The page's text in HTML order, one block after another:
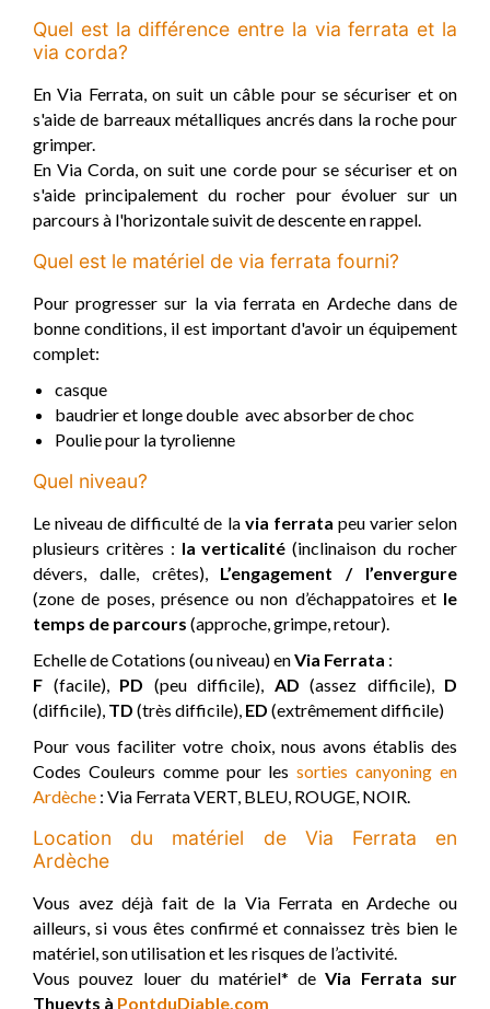
Quel est la différence entre la via ferrata et la
via corda?
En Via Ferrata, on suit un câble pour se sécuriser et on
s'aide de barreaux métalliques ancrés dans la roche pour
grimper.
En Via Corda, on suit une corde pour se sécuriser et on
s'aide principalement du rocher pour évoluer sur un
parcours à l'horizontale suivit de descente en rappel.
Quel est le matériel de via ferrata fourni?
Pour progresser sur la via ferrata en Ardeche dans de
bonne conditions, il est important d'avoir un équipement
complet:
casque
baudrier et longe double avec absorber de choc
Poulie pour la tyrolienne
Quel niveau?
Le niveau de difficulté de la via ferrata peu varier selon
plusieurs critères : la verticalité(inclinaison du rocher
dévers, dalle, crêtes), L’engagement / l’envergure
(zone de poses, présence ou non d’échappatoires et le
temps de parcours (approche, grimpe, retour).
Echelle de Cotations (ou niveau) enVia Ferrata :
F (facile), PD (peu difficile), AD (assez difficile), D
(difficile), TD (très difficile), ED (extrêmement difficile)
Pour vous faciliter votre choix, nous avons établis des
Codes Couleurs comme pour lessorties canyoning en
Ardèche : Via Ferrata VERT, BLEU, ROUGE, NOIR.
Location du matériel de Via Ferrata en
Ardèche
Vous avez déjà fait de la Via Ferrata en Ardeche ou
ailleurs, si vous êtes confirmé et connaissez très bien le
matériel, son utilisation et les risques de l’activité.
Vous pouvez louer du matériel* deVia Ferrata sur
Thueyts à PontduDiable.com